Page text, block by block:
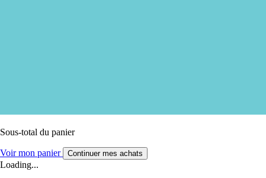
Sous-total du panier
Voir mon panier Continuer mes achats
Loading...